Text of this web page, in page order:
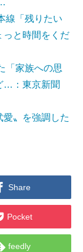
線「残りたい
っと時間をくだ
「家族への思
…：東京新聞
愛〟を強調した
Share
Pocket
feedly